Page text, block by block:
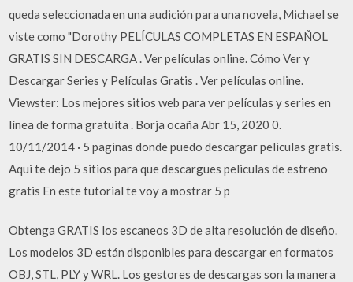
queda seleccionada en una audición para una novela, Michael se
viste como "Dorothy PELÍCULAS COMPLETAS EN ESPAÑOL
GRATIS SIN DESCARGA . Ver películas online. Cómo Ver y
Descargar Series y Películas Gratis . Ver películas online.
Viewster: Los mejores sitios web para ver películas y series en
línea de forma gratuita . Borja ocaña Abr 15, 2020 0.
10/11/2014 · 5 paginas donde puedo descargar peliculas gratis.
Aqui te dejo 5 sitios para que descargues peliculas de estreno
gratis En este tutorial te voy a mostrar 5 p
Obtenga GRATIS los escaneos 3D de alta resolución de diseño.
Los modelos 3D están disponibles para descargar en formatos
OBJ, STL, PLY y WRL. Los gestores de descargas son la manera